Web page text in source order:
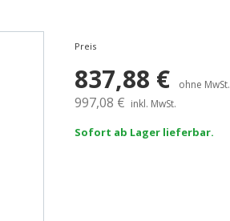
Preis
837,88 € ohne MwSt.
997,08 € inkl. MwSt.
Sofort ab Lager lieferbar.